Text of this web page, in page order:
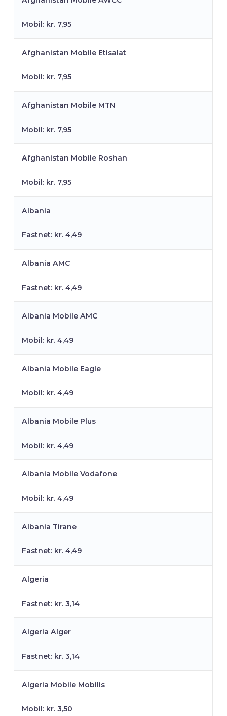
Mobil: kr. 7,95
Afghanistan Mobile Etisalat
Mobil: kr. 7,95
Afghanistan Mobile MTN
Mobil: kr. 7,95
Afghanistan Mobile Roshan
Mobil: kr. 7,95
Albania
Fastnet: kr. 4,49
Albania AMC
Fastnet: kr. 4,49
Albania Mobile AMC
Mobil: kr. 4,49
Albania Mobile Eagle
Mobil: kr. 4,49
Albania Mobile Plus
Mobil: kr. 4,49
Albania Mobile Vodafone
Mobil: kr. 4,49
Albania Tirane
Fastnet: kr. 4,49
Algeria
Fastnet: kr. 3,14
Algeria Alger
Fastnet: kr. 3,14
Algeria Mobile Mobilis
Mobil: kr. 3,50